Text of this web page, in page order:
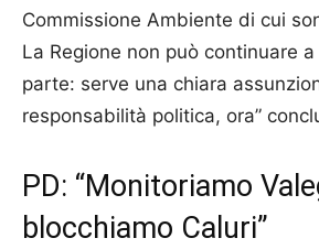
Commissione Ambiente di cui
La Regione non può continuare a
parte: serve una chiara
responsabilità politica, ora”
PD: “Monitoriamo
blocchiamo Caluri”